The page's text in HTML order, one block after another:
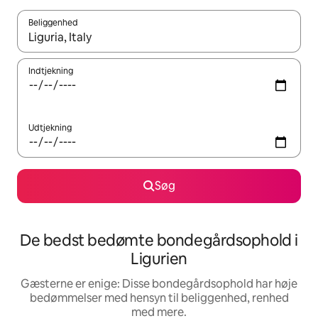
Beliggenhed
Når resultaterne er tilgængelige, skal du navigere med
Indtjekning
Udtjekning
Søg
De bedst bedømte bondegårdsophold i
Ligurien
Gæsterne er enige: Disse bondegårdsophold har høje
bedømmelser med hensyn til beliggenhed, renhed
med mere.